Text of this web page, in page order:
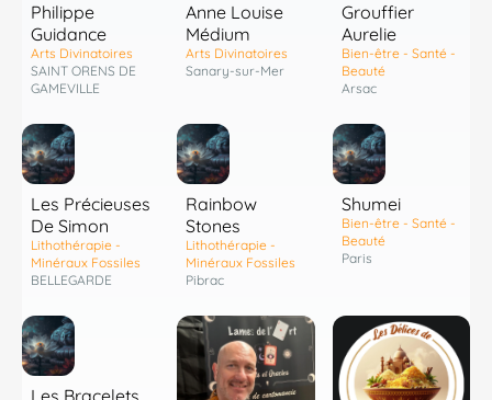
Philippe
Guidance
Arts Divinatoires
SAINT ORENS DE
GAMEVILLE
Anne Louise
Médium
Arts Divinatoires
Sanary-sur-Mer
Grouffier
Aurelie
Bien-être - Santé -
Beauté
Arsac
Les Précieuses
De Simon
Lithothérapie -
Minéraux Fossiles
BELLEGARDE
Rainbow
Stones
Lithothérapie -
Minéraux Fossiles
Pibrac
Shumei
Bien-être - Santé -
Beauté
Paris